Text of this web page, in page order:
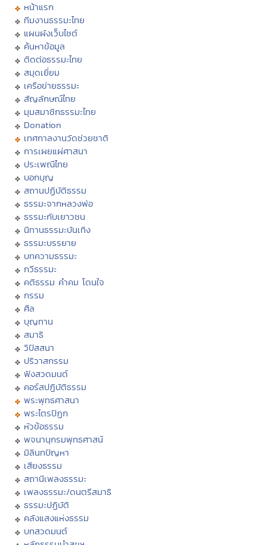
หน้าแรก
ทีมงานธรรมะไทย
แผนผังเว็บไซต์
ค้นหาข้อมูล
ติดต่อธรรมะไทย
สมุดเยี่ยม
เครือข่ายธรรมะ
สัญลักษณ์ไทย
มุมสมาชิกธรรมะไทย
Donation
เทศกาลงานวัดช่วยชาติ
การเผยแผ่ศาสนา
ประเพณีไทย
บอกบุญ
สถานปฏิบัติธรรม
ธรรมะจากหลวงพ่อ
ธรรมะกับเยาวชน
นิทานธรรมะบันเทิง
ธรรมะบรรยาย
บทความธรรมะ
กวีธรรมะ
คติธรรม คำคม โดนใจ
กรรม
ศีล
บุญทาน
สมาธิ
วิปัสสนา
ปริวาสกรรม
ฟังสวดมนต์
คอร์สปฏิบัติธรรม
พระพุทธศาสนา
พระไตรปิฏก
หัวข้อธรรม
พจนานุกรมพุทธศาสน์
มิลินทปัญหา
เสียงธรรม
สถานีเพลงธรรมะ
เพลงธรรมะ/ดนตรีสมาธิ
ธรรมะปฏิบัติ
คลังแสงแห่งธรรม
บทสวดมนต์